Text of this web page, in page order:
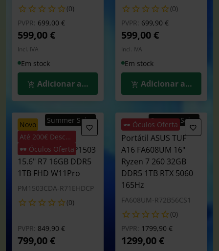
(0)
PVPR: Preço reduzido de
699,00 €para
599,00 €
Incl. IVA
Em stock
Adicionar ao Carrinho
(0)
PVPR: Preço reduzido de
699,90 €para
599,00 €
Incl. IVA
Em stock
Adicionar ao
novo
Até 200€ Desconto
🕶️ Óculos Oferta
Summer Sales
Portátil ASUS
Expertbook P1 P1503
15.6" R7 16GB DDR5
1TB FHD W11Pro
PM1503CDA-R71EHDCP
(0)
PVPR: Preço reduzido de
849,90 €para
799,00 €
🕶️ Óculos Oferta
Summer Sales
Portátil ASUS TUF
A16 FA608UM 16"
Ryzen 7 260 32GB
DDR5 1TB RTX 5060
165Hz
FA608UM-R72B56CS1
(0)
PVPR: Preço reduzido de
1799,90 €para
1299,00 €